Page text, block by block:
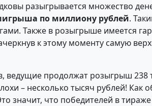
разыгрывается множество
по миллиону рублей.
Также в розыгрыше имеется
к этому моменту самую
ведущие продолжат розыгрыш
– несколько тысяч рублей! Как
значит, что победителей в